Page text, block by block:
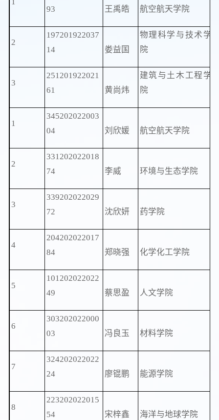
93
王禹皓 航空航天学院
2
197201922037
14
娄益国
物理科学与技术学
院
3
251201922021
61
黄尚炜
建筑与土木工程学
院
1
345202022003
04
刘欣媛 航空航天学院
2
331202022018
74
李威 环境与生态学院
3
339202022029
72
沈欣妍 药学院
4
204202022017
84
郑晓强 化学化工学院
5
101202022022
49
蔡思盈 人文学院
6
303202022000
03
冯良玉 材料学院
7
324202022022
24
廖锟鹏 能源学院
8
223202022015
54
宋梓鑫 海洋与地球学院